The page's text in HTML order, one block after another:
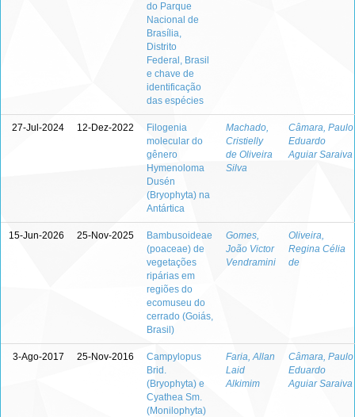
do Parque
Nacional de
Brasília,
Distrito
Federal, Brasil
e chave de
identificação
das espécies
27-Jul-2024 12-Dez-2022
Filogenia
molecular do
gênero
Hymenoloma
Dusén
(Bryophyta) na
Antártica
Machado,
Cristielly
de Oliveira
Silva
Câmara, Paulo
Eduardo
Aguiar Saraiva
15-Jun-2026 25-Nov-2025
Bambusoideae
(poaceae) de
vegetações
ripárias em
regiões do
ecomuseu do
cerrado (Goiás,
Brasil)
Gomes,
João Victor
Vendramini
Oliveira,
Regina Célia
de
3-Ago-2017 25-Nov-2016
Campylopus
Brid.
(Bryophyta) e
Cyathea Sm.
(Monilophyta)
Faria, Allan
Laid
Alkimim
Câmara, Paulo
Eduardo
Aguiar Saraiva